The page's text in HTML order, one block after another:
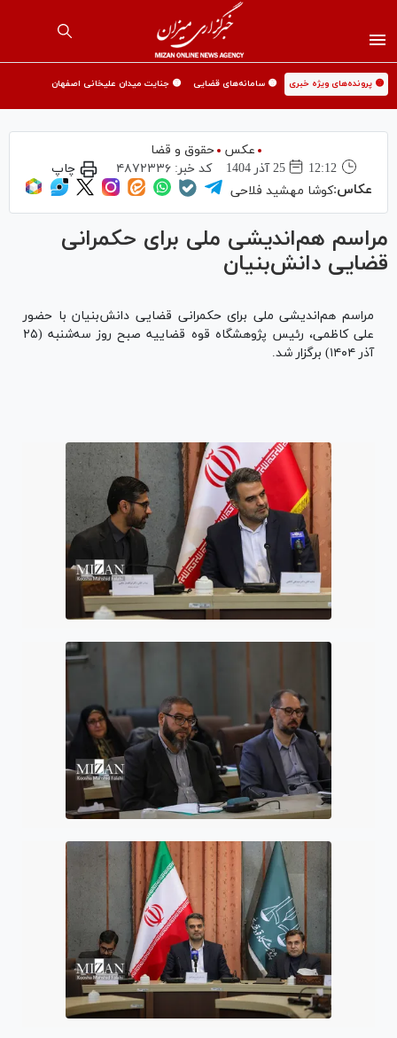
🟡 پرونده‌های ویژه خبری 🟡 سامانه‌های قضایی 🟡 جنایت میدان علیخانی اصفهان
عکس
حقوق و قضا
12:12
25 آذر 1404 کد خبر: ۴۸۷۲۳۳۶ چاپ
عکاس:کوشا مهشید فلاحی
مراسم هم‌اندیشی ملی برای حکمرانی
قضایی دانش‌بنیان
مراسم هم‌اندیشی ملی برای حکمرانی قضایی دانش‌بنیان با حضور
علی کاظمی، رئیس پژوهشگاه قوه قضاییه صبح روز سه‌شنبه (۲۵
آذر ۱۴۰۴) برگزار شد.